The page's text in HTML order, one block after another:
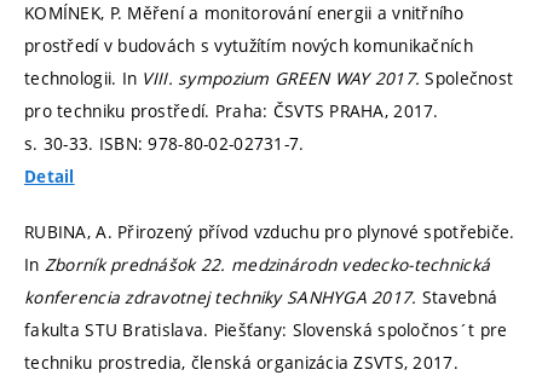
KOMÍNEK, P. Měření a monitorování energii a vnitřního
prostředí v budovách s vytužítím nových komunikačních
technologii. In VIII. sympozium GREEN WAY 2017.Společnost
pro techniku prostředí. Praha: ČSVTS PRAHA, 2017.
s. 30-33. ISBN: 978-80-02-02731-7.
Detail
RUBINA, A. Přirozený přívod vzduchu pro plynové spotřebiče.
In Zborník prednášok 22. medzinárodn vedecko-technická
konferencia zdravotnej techniky SANHYGA 2017. Stavebná
fakulta STU Bratislava. Piešťany: Slovenská spoločnos´t pre
techniku prostredia, členská organizácia ZSVTS, 2017.